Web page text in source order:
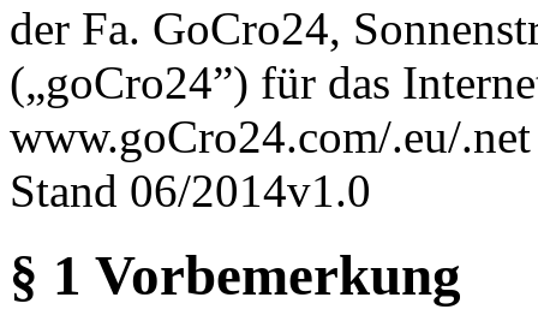
der Fa. GoCro24,
(„goCro24”) für das
www.goCro24.com/.eu/
Stand 06/2014v1.0
§ 1 Vorbemerkung